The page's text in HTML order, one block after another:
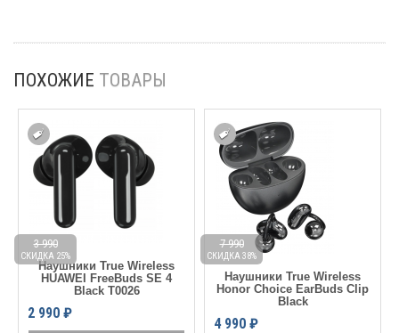
ПОХОЖИЕ ТОВАРЫ
Наушники True Wireless
HUAWEI FreeBuds SE 4
Black T0026
2 990 ₽
3 990
СКИДКА 25%
Наушники True Wireless
Honor Choice EarBuds Clip
Black
4 990 ₽
7 990
СКИДКА 38%